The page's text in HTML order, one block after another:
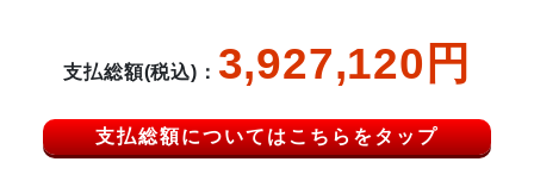
支払総額(税込)： 3,927,120円
支払総額についてはこちらをタップ